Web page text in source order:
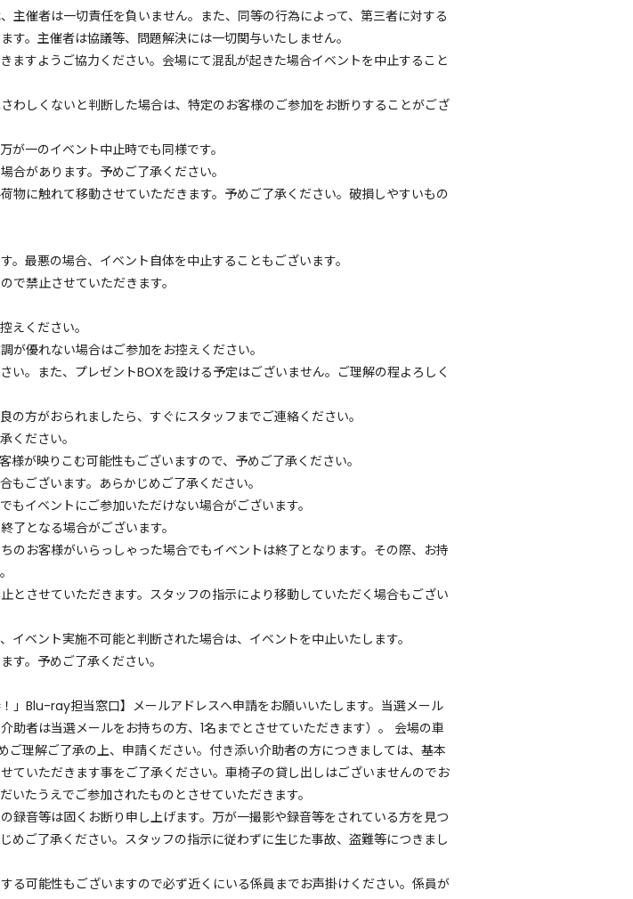
主催者は一切責任を負いません。また、同等の行為によって、第三者に対する
。主催者は協議等、問題解決には一切関与いたしません。
ますようご協力ください。会場にて混乱が起きた場合イベントを中止すること
わしくないと判断した場合は、特定のお客様のご参加をお断りすることがござ
が一のイベント中止時でも同様です。
合があります。予めご了承ください。
物に触れて移動させていただきます。予めご了承ください。破損しやすいもの
最悪の場合、イベント自体を中止することもございます。
で禁止させていただきます。
えください。
が優れない場合はご参加をお控えください。
い。また、プレゼントBOXを設ける予定はございません。ご理解の程よろしく
方がおられましたら、すぐにスタッフまでご連絡ください。
ください。
が映りこむ可能性もございますので、予めご了承ください。
もございます。あらかじめご了承ください。
イベントにご参加いただけない場合がございます。
了となる場合がございます。
のお客様がいらっしゃった場合でもイベントは終了となります。その際、お持
とさせていただきます。スタッフの指示により移動していただく場合もござい
ベント実施不可能と判断された場合は、イベントを中止いたします。
す。予めご了承ください。
」Blu-ray担当窓口】メールアドレスへ申請をお願いいたします。当選メール
者は当選メールをお持ちの方、1名までとさせていただきます）。 会場の車
理解ご了承の上、申請ください。付き添い介助者の方につきましては、基本
ていただきます事をご了承ください。車椅子の貸し出しはございませんのでお
たうえでご参加されたものとさせていただきます。
録音等は固くお断り申し上げます。万が一撮影や録音等をされている方を見つ
めご了承ください。スタッフの指示に従わずに生じた事故、盗難等につきまし
る可能性もございますので必ず近くにいる係員までお声掛けください。係員が